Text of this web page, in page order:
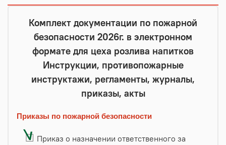
Комплект документации по пожарной
безопасности 2026г. в электронном
формате для цеха розлива напитков
Инструкции, противопожарные
инструктажи, регламенты, журналы,
приказы, акты
Приказы по пожарной безопасности
Приказ о назначении ответственного за